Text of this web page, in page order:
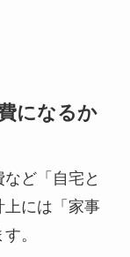
になるか
ど「自宅と
上には「家事
。